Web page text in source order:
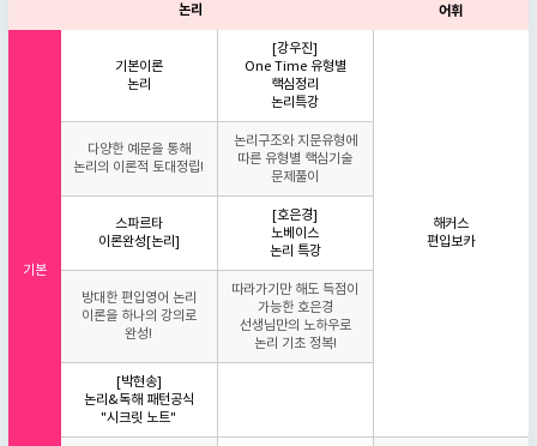
논리 어휘
기본
기본이론
논리
[강우진]
One Time 유형별
핵심정리
논리특강
해커스
편입보카
다양한 예문을 통해
논리의 이론적 토대정립!
논리구조와 지문유형에
따른 유형별 핵심기술
문제풀이
스파르타
이론완성[논리]
[호은경]
노베이스
논리 특강
방대한 편입영어 논리
이론을 하나의 강의로
완성!
따라가기만 해도 득점이
가능한 호은경
선생님만의 노하우로
논리 기초 정복!
[박현송]
논리&독해 패턴공식
"시크릿 노트"